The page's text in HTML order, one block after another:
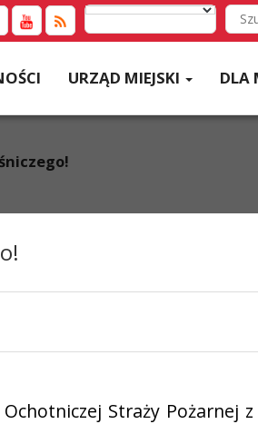
w
URZĄD MIEJSKI DLA
Straży Pożarnej